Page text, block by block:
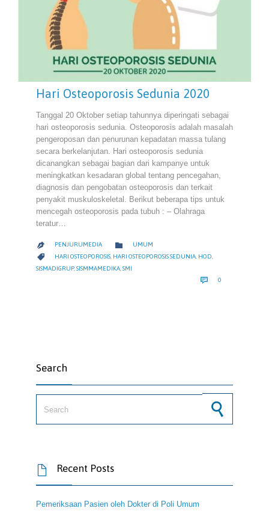
Hari Osteoporosis Sedunia 2020
Tanggal 20 Oktober setiap tahunnya diperingati sebagai
hari osteoporosis sedunia. Osteoporosis adalah masalah
pengeroposan dan penurunan kepadatan massa tulang
secara berkelanjutan. Hari osteoporosis sedunia
dicanangkan sebagai bagian dari kampanye untuk
meningkatkan kesadaran global tentang pencegahan,
diagnosis dan pengobatan osteoporosis dan terkait
penyakit muskuloskeletal. Berikut beberapa tips untuk
mencegah osteoporosis pada tubuh : – Olahraga
teratur…
 PENJURUMEDIA  CATEGORY
UMUM
 CATEGORY
HARI OSTEOPOROSIS, HARI OSTEOPOROSIS SEDUNIA, HOD,
SISMADIGRUP, SISMMAMEDIKA SMI
 0
Search
 Recent Posts
Pemeriksaan Pasien oleh Dokter di Poli Umum